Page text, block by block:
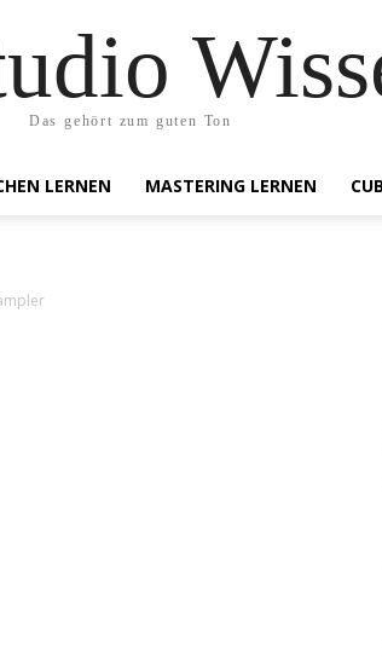
Das gehört zum guten Ton
LERNEN MASTERING LERNEN